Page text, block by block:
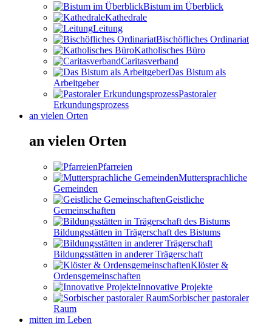
Bistum im Überblick
Kathedrale
Leitung
Bischöfliches Ordinariat
Katholisches Büro
Caritasverband
Das Bistum als
Arbeitgeber
Pastoraler
Erkundungsprozess
an vielen Orten
an vielen Orten
Pfarreien
Muttersprachliche
Gemeinden
Geistliche
Gemeinschaften
Bildungsstätten in Trägerschaft des Bistums
Bildungsstätten in anderer Trägerschaft
Klöster &
Ordensgemeinschaften
Innovative Projekte
Sorbischer pastoraler
Raum
mitten im Leben